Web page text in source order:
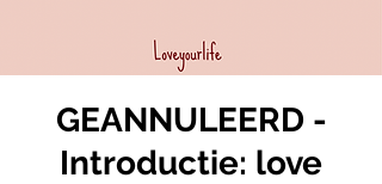
GEANNULEERD -
Introductie: love